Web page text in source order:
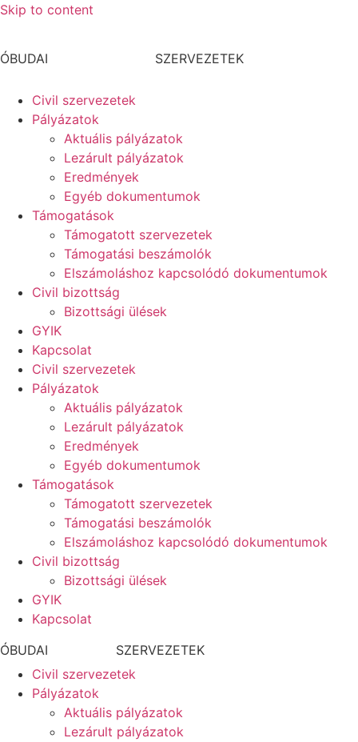
Skip to content
ÓBUDAI SZERVEZETEK
Civil szervezetek
Pályázatok
Aktuális pályázatok
Lezárult pályázatok
Eredmények
Egyéb dokumentumok
Támogatások
Támogatott szervezetek
Támogatási beszámolók
Elszámoláshoz kapcsolódó dokumentumok
Civil bizottság
Bizottsági ülések
GYIK
Kapcsolat
Civil szervezetek
Pályázatok
Aktuális pályázatok
Lezárult pályázatok
Eredmények
Egyéb dokumentumok
Támogatások
Támogatott szervezetek
Támogatási beszámolók
Elszámoláshoz kapcsolódó dokumentumok
Civil bizottság
Bizottsági ülések
GYIK
Kapcsolat
ÓBUDAI
SZERVEZETEK
Civil szervezetek
Pályázatok
Aktuális pályázatok
Lezárult pályázatok